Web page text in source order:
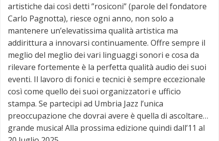
artistiche dai così detti ”rosiconi” (parole del fondatore
Carlo Pagnotta), riesce ogni anno, non solo a
mantenere un’elevatissima qualità artistica ma
addirittura a innovarsi continuamente. Offre sempre il
meglio del meglio dei vari linguaggi sonori e cosa da
rilevare fortemente è la perfetta qualità audio dei suoi
eventi. Il lavoro di fonici e tecnici è sempre eccezionale
così come quello dei suoi organizzatori e ufficio
stampa. Se partecipi ad Umbria Jazz l’unica
preoccupazione che dovrai avere è quella di ascoltare…
grande musica! Alla prossima edizione quindi dall’11 al